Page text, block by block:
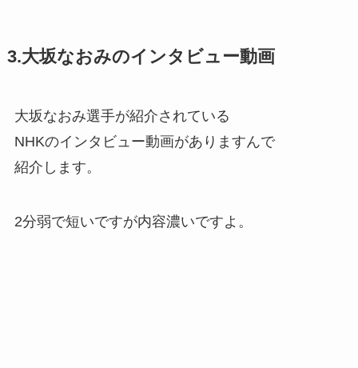
3.大坂なおみのインタビュー動画
大坂なおみ選手が紹介されている
NHKのインタビュー動画がありますんで
紹介します。
2分弱で短いですが内容濃いですよ。